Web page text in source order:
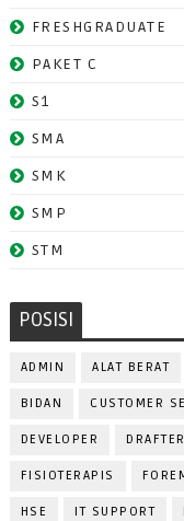
FRESHGRADUATE
PAKET C
S1
SMA
SMK
SMP
STM
POSISI
ADMIN ALAT BERAT
BIDAN CUSTOMER
DEVELOPER DRAFTER
FISIOTERAPIS
HSE IT SUPPORT